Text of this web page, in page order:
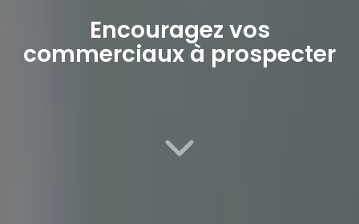
Encouragez vos
commerciaux à prospecter